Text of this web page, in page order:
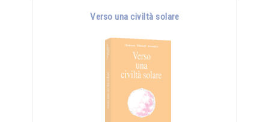
Verso una civiltà solare